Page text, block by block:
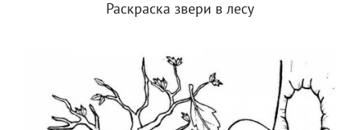
Раскраска звери в лесу